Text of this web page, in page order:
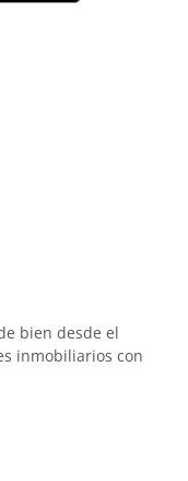
bien desde el
inmobiliarios con